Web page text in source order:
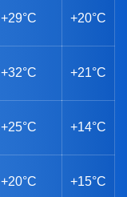
+29°C +20°C
+32°C +21°C
+25°C +14°C
+20°C +15°C